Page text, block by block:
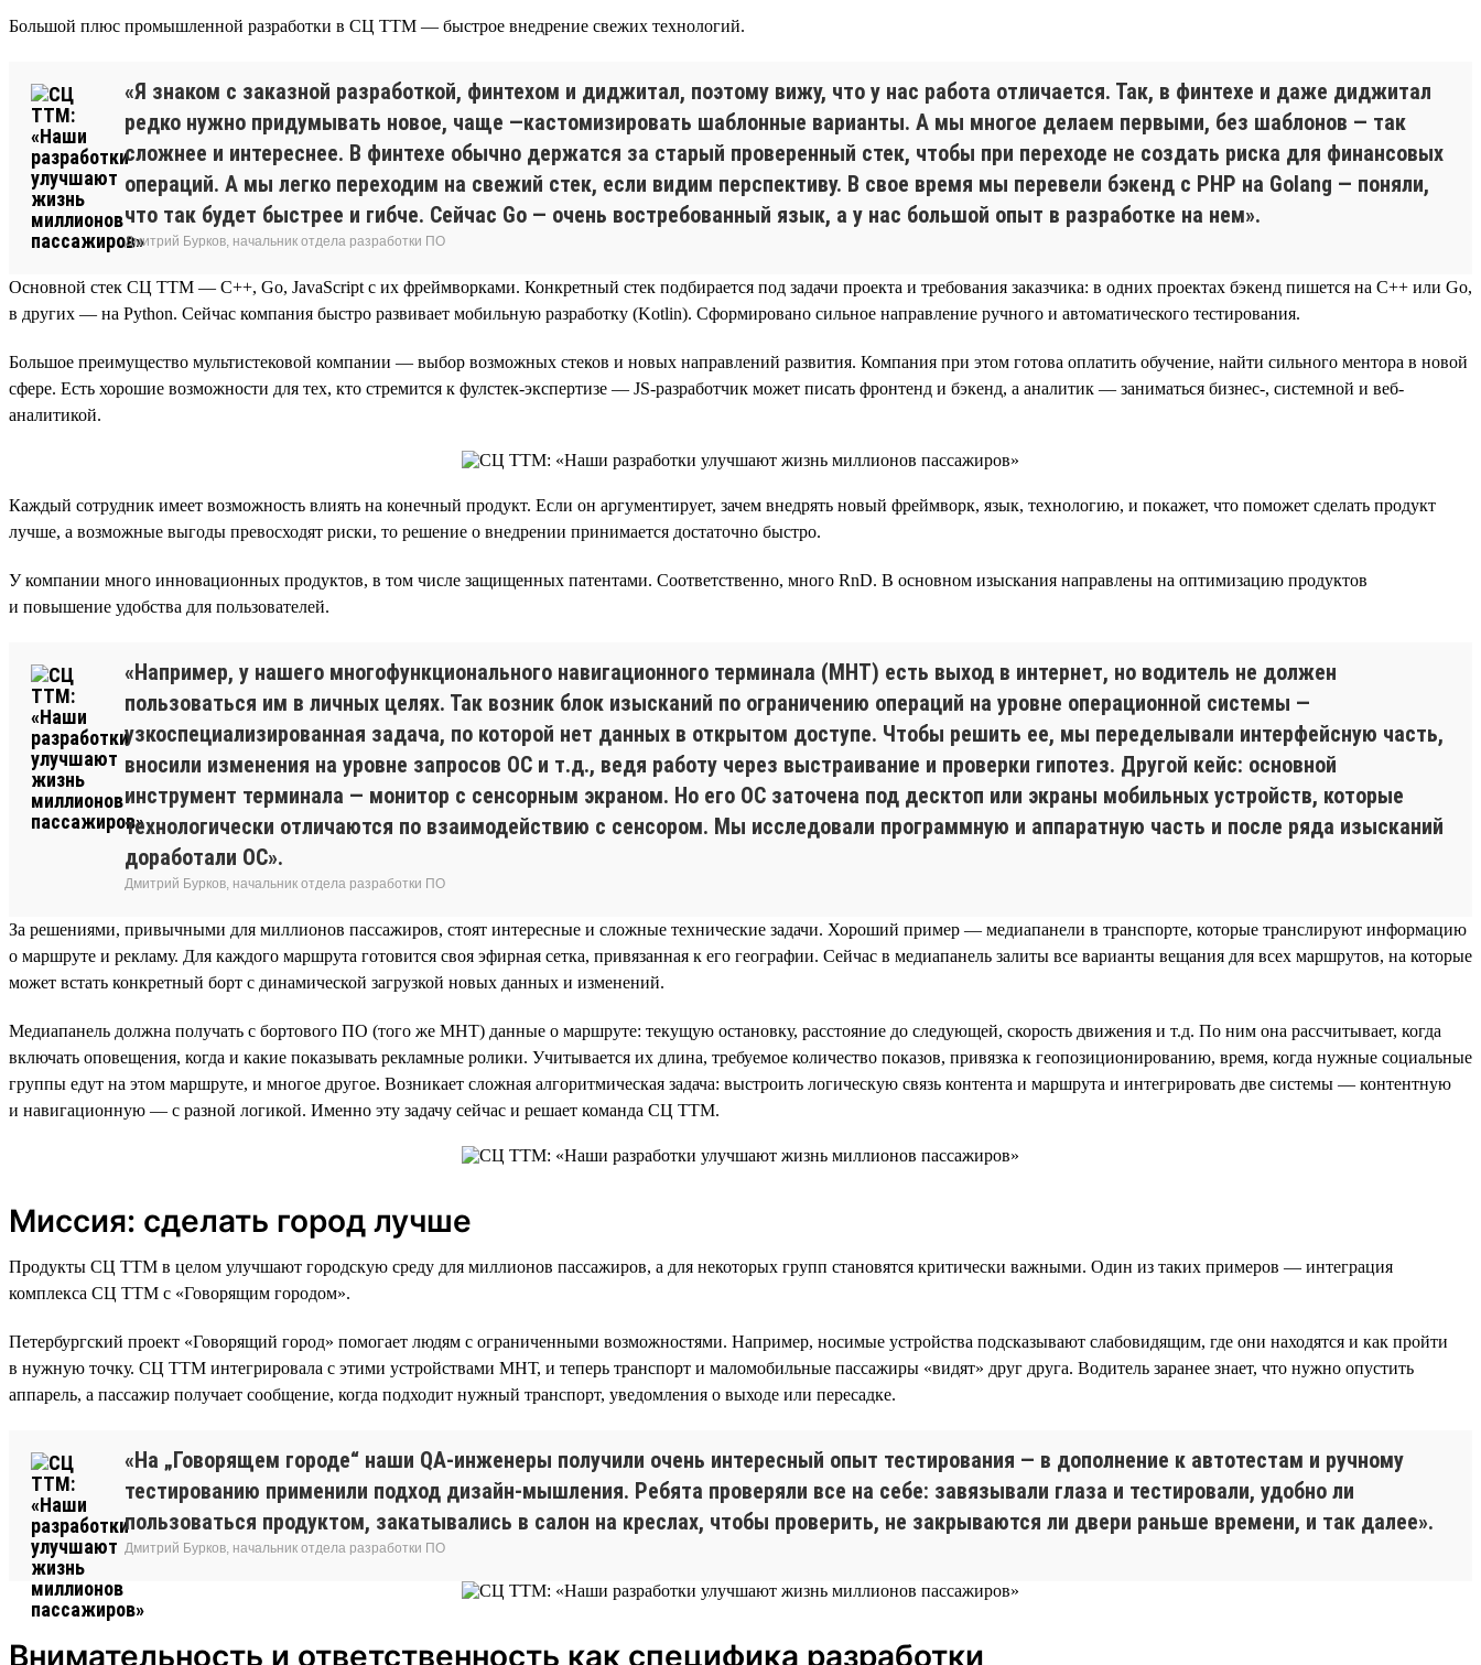
Большой плюс промышленной разработки в СЦ ТТМ — быстрое внедрение свежих технологий.
«Я знаком с заказной разработкой, финтехом и диджитал, поэтому вижу, что у нас работа отличается. Так, в финтехе и даже диджитал
редко нужно придумывать новое, чаще —кастомизировать шаблонные варианты. А мы многое делаем первыми, без шаблонов — так
сложнее и интереснее. В финтехе обычно держатся за старый проверенный стек, чтобы при переходе не создать риска для финансовых
операций. А мы легко переходим на свежий стек, если видим перспективу. В свое время мы перевели бэкенд с PHP на Golang — поняли,
что так будет быстрее и гибче. Сейчас Go — очень востребованный язык, а у нас большой опыт в разработке на нем».
Дмитрий Бурков, начальник отдела разработки ПО
Основной стек СЦ ТТМ — C++, Go, JavaScript с их фреймворками. Конкретный стек подбирается под задачи проекта и требования заказчика: в одних проектах бэкенд пишется на C++ или Go,
в других — на Python. Сейчас компания быстро развивает мобильную разработку (Kotlin). Сформировано сильное направление ручного и автоматического тестирования.
Большое преимущество мультистековой компании — выбор возможных стеков и новых направлений развития. Компания при этом готова оплатить обучение, найти сильного ментора в новой
сфере. Есть хорошие возможности для тех, кто стремится к фулстек-экспертизе — JS-разработчик может писать фронтенд и бэкенд, а аналитик — заниматься бизнес-, системной и веб-
аналитикой.
Каждый сотрудник имеет возможность влиять на конечный продукт. Если он аргументирует, зачем внедрять новый фреймворк, язык, технологию, и покажет, что поможет сделать продукт
лучше, а возможные выгоды превосходят риски, то решение о внедрении принимается достаточно быстро.
У компании много инновационных продуктов, в том числе защищенных патентами. Соответственно, много RnD. В основном изыскания направлены на оптимизацию продуктов
и повышение удобства для пользователей.
«Например, у нашего многофункционального навигационного терминала (МНТ) есть выход в интернет, но водитель не должен
пользоваться им в личных целях. Так возник блок изысканий по ограничению операций на уровне операционной системы —
узкоспециализированная задача, по которой нет данных в открытом доступе. Чтобы решить ее, мы переделывали интерфейсную часть,
вносили изменения на уровне запросов ОС и т.д., ведя работу через выстраивание и проверки гипотез. Другой кейс: основной
инструмент терминала — монитор с сенсорным экраном. Но его ОС заточена под десктоп или экраны мобильных устройств, которые
технологически отличаются по взаимодействию с сенсором. Мы исследовали программную и аппаратную часть и после ряда изысканий
доработали ОС».
Дмитрий Бурков, начальник отдела разработки ПО
За решениями, привычными для миллионов пассажиров, стоят интересные и сложные технические задачи. Хороший пример — медиапанели в транспорте, которые транслируют информацию
о маршруте и рекламу. Для каждого маршрута готовится своя эфирная сетка, привязанная к его географии. Сейчас в медиапанель залиты все варианты вещания для всех маршрутов, на которые
может встать конкретный борт с динамической загрузкой новых данных и изменений.
Медиапанель должна получать с бортового ПО (того же МНТ) данные о маршруте: текущую остановку, расстояние до следующей, скорость движения и т.д. По ним она рассчитывает, когда
включать оповещения, когда и какие показывать рекламные ролики. Учитывается их длина, требуемое количество показов, привязка к геопозиционированию, время, когда нужные социальные
группы едут на этом маршруте, и многое другое. Возникает сложная алгоритмическая задача: выстроить логическую связь контента и маршрута и интегрировать две системы — контентную
и навигационную — с разной логикой. Именно эту задачу сейчас и решает команда СЦ ТТМ.
Миссия: сделать город лучше
Продукты СЦ ТТМ в целом улучшают городскую среду для миллионов пассажиров, а для некоторых групп становятся критически важными. Один из таких примеров — интеграция
комплекса СЦ ТТМ с «Говорящим городом».
Петербургский проект «Говорящий город» помогает людям с ограниченными возможностями. Например, носимые устройства подсказывают слабовидящим, где они находятся и как пройти
в нужную точку. СЦ ТТМ интегрировала с этими устройствами МНТ, и теперь транспорт и маломобильные пассажиры «видят» друг друга. Водитель заранее знает, что нужно опустить
аппарель, а пассажир получает сообщение, когда подходит нужный транспорт, уведомления о выходе или пересадке.
«На „Говорящем городе“ наши QA-инженеры получили очень интересный опыт тестирования — в дополнение к автотестам и ручному
тестированию применили подход дизайн-мышления. Ребята проверяли все на себе: завязывали глаза и тестировали, удобно ли
пользоваться продуктом, закатывались в салон на креслах, чтобы проверить, не закрываются ли двери раньше времени, и так далее».
Дмитрий Бурков, начальник отдела разработки ПО
Внимательность и ответственность как специфика разработки